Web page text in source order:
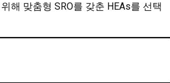
해 맞춤형 SRO를 갖춘 HEAs를 선택